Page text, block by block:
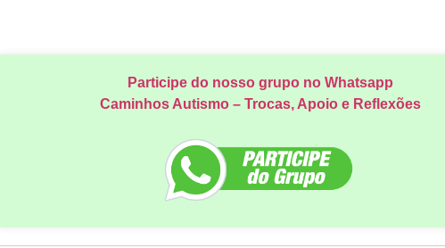
Participe do nosso grupo no Whatsapp
Caminhos Autismo – Trocas, Apoio e Reflexões